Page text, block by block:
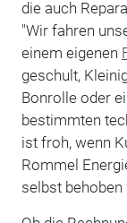
die auch
"Wir fahren
einem eigenen
geschult,
Bonrolle oder
bestimmten
ist froh, wenn
Rommel
selbst behoben